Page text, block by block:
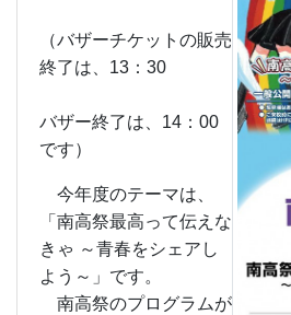
（バザーチケットの販売
終了は、13：30
バザー終了は、14：00
です）
今年度のテーマは、
「南高祭最高って伝えな
きゃ ～青春をシェアし
よう～」です。
南高祭のプログラムが